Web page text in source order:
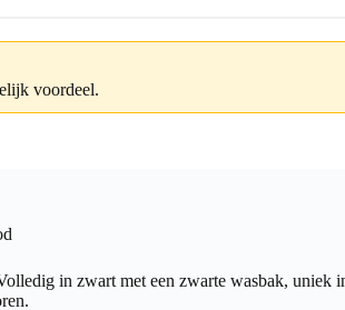
voordeel.
in zwart met een zwarte wasbak, uniek